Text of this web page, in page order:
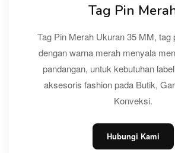
Tag Pin
Tag Pin Merah Ukuran 35 MM, tag
dengan warna merah menyala
pandangan, untuk kebutuhan
aksesoris fashion pada Butik,
Konveksi.
Hubungi Kami